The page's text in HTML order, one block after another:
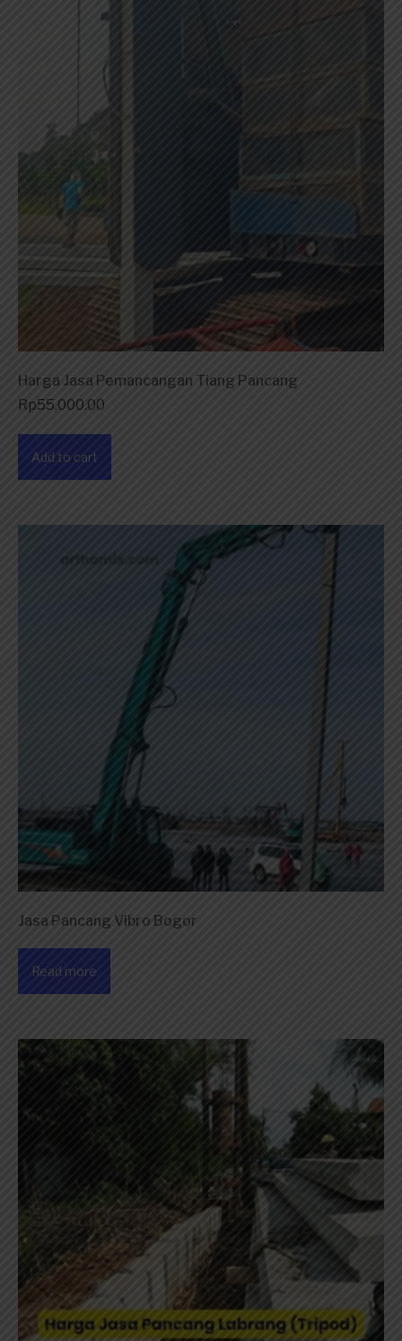
Harga Jasa Pemancangan Tiang Pancang
Rp55,000.00
Add to cart
Jasa Pancang Vibro Bogor
Read more